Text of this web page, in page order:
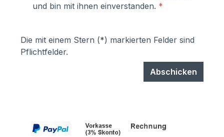
und bin mit ihnen einverstanden. *
Die mit einem Stern (*) markierten Felder sind
Pflichtfelder.
Abschicken